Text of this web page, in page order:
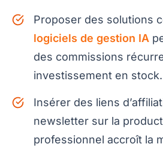
Proposer des solutions
logiciels de gestion IA
des commissions
investissement en stock.
Insérer des liens
newsletter sur la
professionnel accroît la